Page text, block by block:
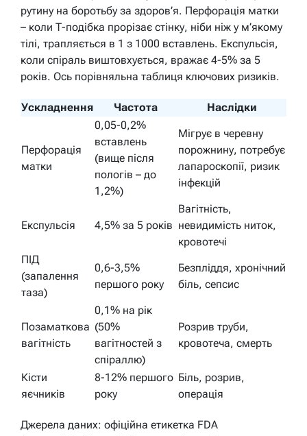
рутину на боротьбу за здоров’я. Перфорація матки
– коли Т-подібка прорізає стінку, ніби ніж у м’якому
тілі, трапляється в 1 з 1000 вставлень. Експульсія,
коли спіраль виштовхується, вражає 4-5% за 5
років. Ось порівняльна таблиця ключових ризиків.
Ускладнення Частота Наслідки
Перфорація
матки
0,05-0,2%
вставлень
(вище після
пологів – до
1,2%)
Мігрує в черевну
порожнину, потребує
лапароскопії, ризик
інфекцій
Експульсія 4,5% за 5 років
Вагітність,
невидимість ниток,
кровотечі
ПІД
(запалення
таза)
0,6-3,5%
першого року
Безпліддя, хронічний
біль, сепсис
Позаматкова
вагітність
0,1% на рік
(50%
вагітностей з
спіраллю)
Розрив труби,
кровотеча, смерть
Кісти
яєчників
8-12% першого
року
Біль, розрив,
операція
Джерела даних: офіційна етикетка FDA